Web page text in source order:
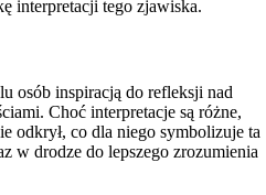
interpretacji tego zjawiska.
osób inspiracją do refleksji nad
Choć interpretacje są różne,
odkrył, co dla niego symbolizuje ta
w drodze do lepszego zrozumienia